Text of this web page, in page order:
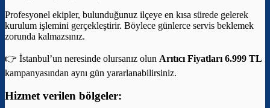
Profesyonel ekipler, bulunduğunuz ilçeye en kısa sürede gelerek
kurulum işlemini gerçekleştirir. Böylece günlerce servis beklemek
zorunda kalmazsınız.
👉 İstanbul’un neresinde olursanız olun Arıtıcı Fiyatları 6.999 TL
kampanyasından aynı gün yararlanabilirsiniz.
Hizmet verilen bölgeler: